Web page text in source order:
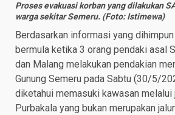
Proses evakuasi korban yang dilakukan
warga sekitar Semeru. (Foto: Istimewa)
Berdasarkan informasi yang
bermula ketika 3 orang pendaki asal
dan Malang melakukan pendakian
Gunung Semeru pada Sabtu (30/5/
diketahui memasuki kawasan melalui
Purbakala yang bukan merupakan